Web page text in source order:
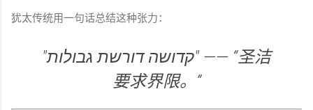
犹太传统用一句话总结这种张力：
"קדושה דורשת גבולות" —— “圣洁
要求界限。”